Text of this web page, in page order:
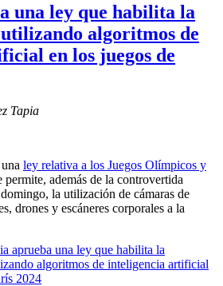
una ley que habilita la
algoritmos de
en los juegos de
Tapia
ley relativa a los Juegos Olímpicos y
permite, además de la controvertida
la utilización de cámaras de
drones y escáneres corporales a la
aprueba una ley que habilita la
algoritmos de inteligencia artificial
2024